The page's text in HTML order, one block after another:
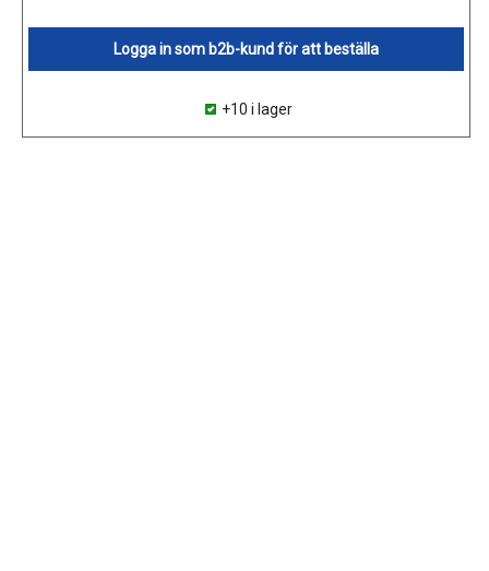
Logga in som b2b-kund för att beställa
+10 i lager